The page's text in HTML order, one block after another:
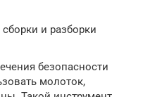
и разборки
безопасности
молоток,